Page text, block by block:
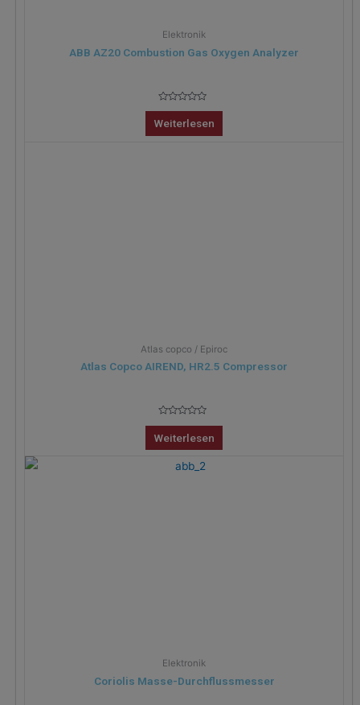
Elektronik
ABB AZ20 Combustion Gas Oxygen Analyzer
Bewertet
mit
0
von
Weiterlesen
Atlas copco / Epiroc
Atlas Copco AIREND, HR2.5 Compressor
Bewertet
mit
0
von
Weiterlesen
Elektronik
Coriolis Masse-Durchflussmesser